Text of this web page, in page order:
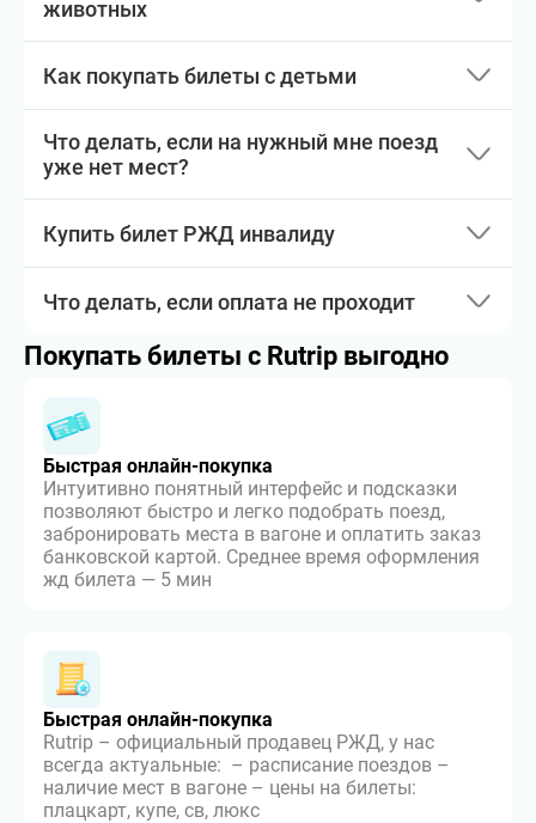
животных
Как покупать билеты с детьми
Что делать, если на нужный мне поезд
уже нет мест?
Купить билет РЖД инвалиду
Что делать, если оплата не проходит
Покупать билеты с Rutrip выгодно
Быстрая онлайн-покупка
Интуитивно понятный интерфейс и подсказки
позволяют быстро и легко подобрать поезд,
забронировать места в вагоне и оплатить заказ
банковской картой. Среднее время оформления
жд билета — 5 мин
Быстрая онлайн-покупка
Rutrip – официальный продавец РЖД, у нас
всегда актуальные: – расписание поездов –
наличие мест в вагоне – цены на билеты:
плацкарт, купе, св, люкс